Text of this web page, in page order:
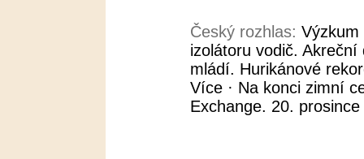
Český rozhlas: Výzkum
izolátoru vodič.
mládí. Hurikánové
Více · Na konci zimní
Exchange. 20.